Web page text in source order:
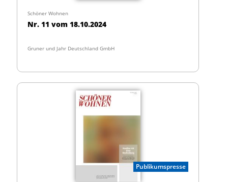
Schöner Wohnen
Nr. 11 vom 18.10.2024
Gruner und Jahr Deutschland GmbH
Publikumspresse